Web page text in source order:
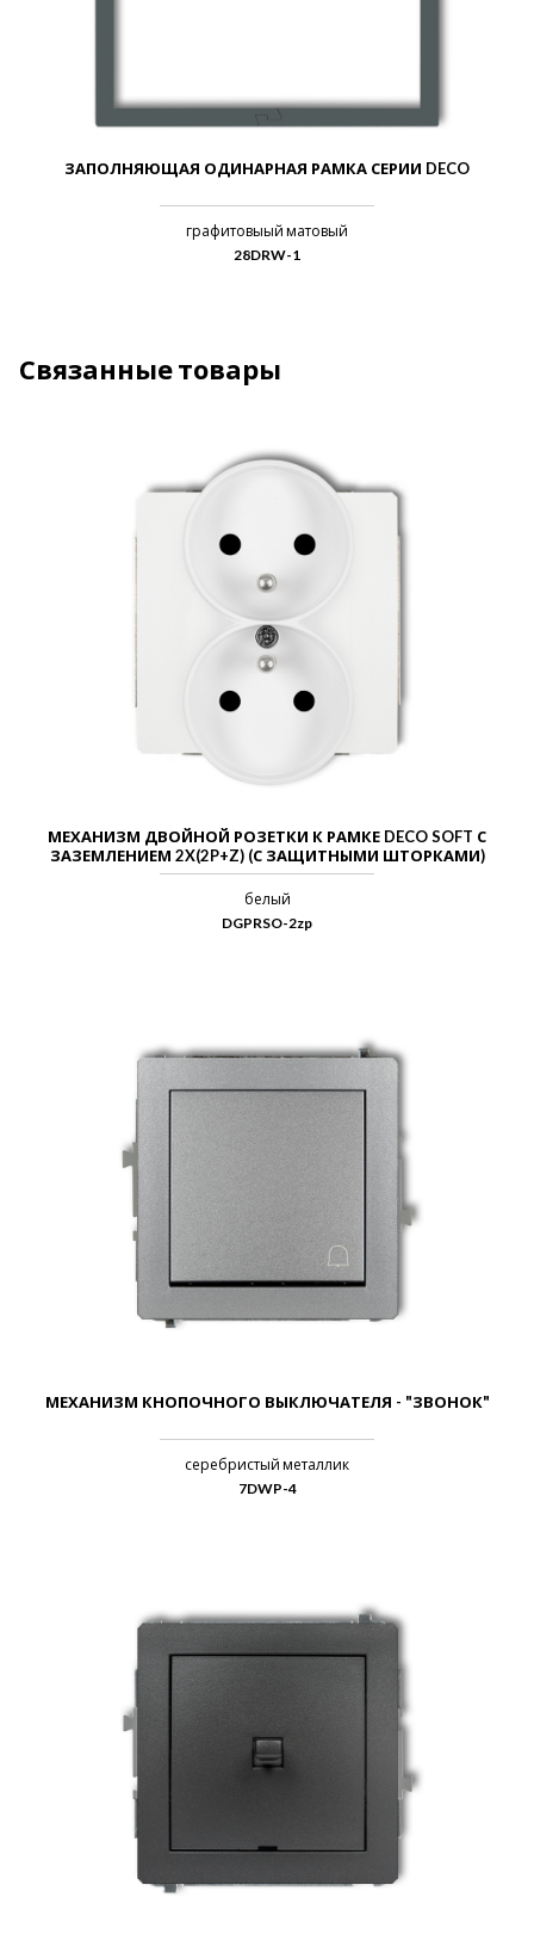
ЗАПОЛНЯЮЩАЯ ОДИНАРНАЯ РАМКА СЕРИИ DECO
графитовыый матовый
28DRW-1
Связанные товары
МЕХАНИЗМ ДВОЙНОЙ РОЗЕТКИ К РАМКЕ DECO SOFT С
ЗАЗЕМЛЕНИЕМ 2X(2P+Z) (С ЗАЩИТНЫМИ ШТОРКАМИ)
белый
DGPRSO-2zp
МЕХАНИЗМ КНОПОЧНОГО ВЫКЛЮЧАТЕЛЯ - "ЗВОНОК"
серебристый металлик
7DWP-4